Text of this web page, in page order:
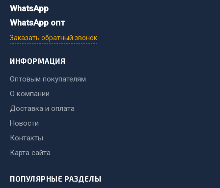
Весь раздел
Инструмент
Измерительный инструмент
Крепежный инструмент
Режущий инструмент
Силовое оборудование
Слесарный инструмент
Столярный инструмент
WhatsApp
WhatsApp опт
Заказать обратный звонок
ИНФОРМАЦИЯ
Оптовым покупателям
О компании
Доставка и оплата
Новости
Контакты
Карта сайта
ПОПУЛЯРНЫЕ РАЗДЕЛЫ